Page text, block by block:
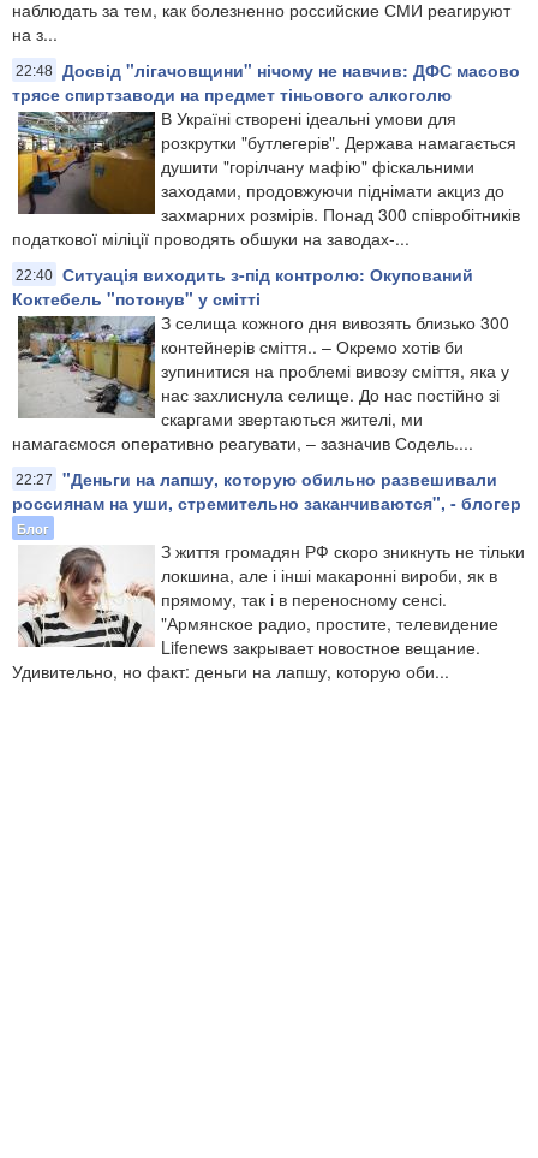
наблюдать за тем, как болезненно российские СМИ реагируют
на з...
22:48 Досвід "лігачовщини" нічому не навчив: ДФС масово
трясе спиртзаводи на предмет тіньового алкоголю
В Україні створені ідеальні умови для
розкрутки "бутлегерів". Держава намагається
душити "горілчану мафію" фіскальними
заходами, продовжуючи піднімати акциз до
захмарних розмірів. Понад 300 співробітників
податкової міліції проводять обшуки на заводах-...
22:40 Ситуація виходить з-під контролю: Окупований
Коктебель "потонув" у смітті
З селища кожного дня вивозять близько 300
контейнерів сміття.​. – Окремо хотів би
зупинитися на проблемі вивозу сміття, яка у
нас захлиснула селище. До нас постійно зі
скаргами звертаються жителі, ми
намагаємося оперативно реагувати, – зазначив Содель....
22:27
"Деньги на лапшу, которую обильно развешивали
россиянам на уши, стремительно заканчиваются", - блогер
Блог
З життя громадян РФ скоро зникнуть не тільки
локшина, але і інші макаронні вироби, як в
прямому, так і в переносному сенсі.
"Армянское радио, простите, телевидение
Lifenews закрывает новостное вещание.
Удивительно, но факт: деньги на лапшу, которую оби...